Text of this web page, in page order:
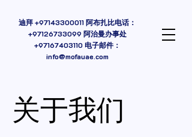
迪拜+97143300011阿布扎比电话：
+97126733099 阿治曼办事处
+97167403110电子邮件：
info@mofauae.com
关于我们